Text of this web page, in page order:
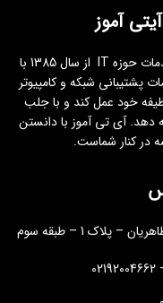
آموز
گروه فنی و مهندسی ایتی اموز ارئه دهنده خدمات حوزه IT از سال 1385 با
پشتیبانی شبکه و کامپیوتر
خود عمل کند و با جلب
دهد. آی تی آموز با دانستن
در کنار شماست.
1 – طبقه سوم